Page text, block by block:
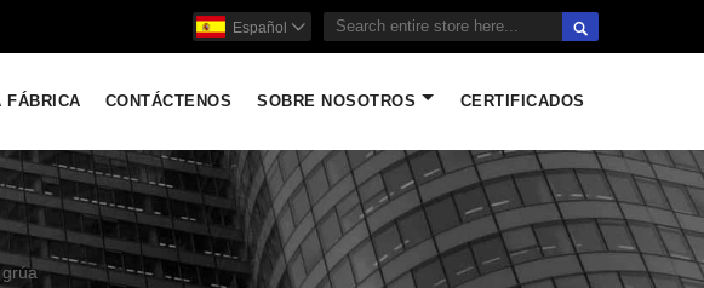

Español 
FÁBRICA CONTÁCTENOS SOBRE NOSOTROS CERTIFICADOS